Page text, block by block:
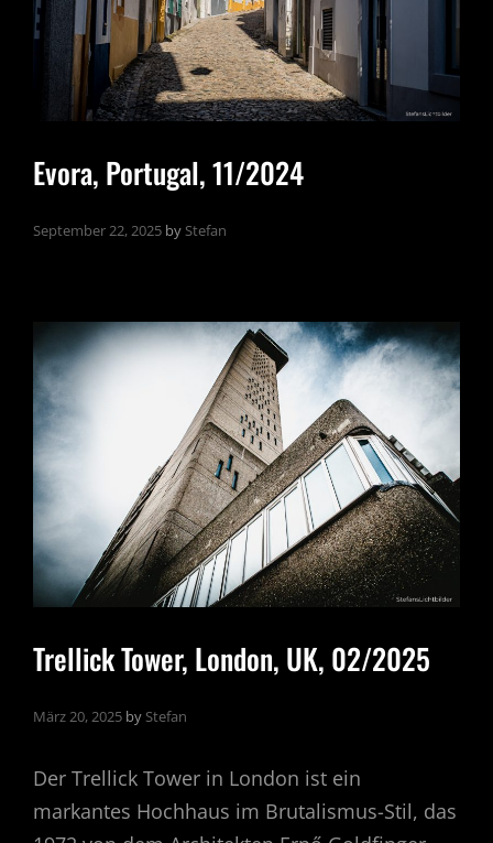
Evora, Portugal, 11/2024
September 22, 2025 by Stefan
Trellick Tower, London, UK, 02/2025
März 20, 2025 by Stefan
Der Trellick Tower in London ist ein
markantes Hochhaus im Brutalismus-Stil, das